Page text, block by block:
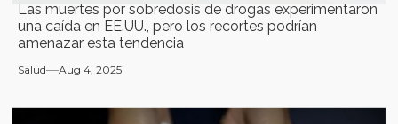
Las muertes por sobredosis de drogas experimentaron
una caída en EE.UU., pero los recortes podrían
amenazar esta tendencia
Salud Aug 4, 2025